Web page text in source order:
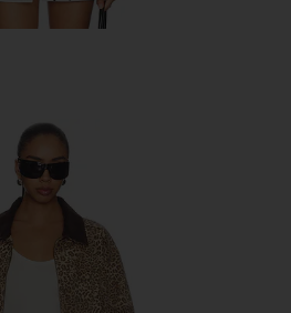
Favorite CARTER ボンバージャケット